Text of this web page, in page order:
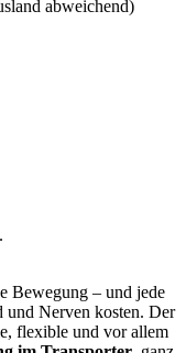
abweichend)
Bewegung – und jede
und Nerven kosten. Der
flexible und vor allem